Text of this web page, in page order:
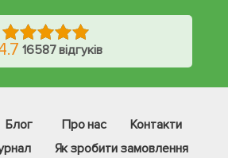
16587 відгуків
Блог Про нас
Контакти
Як зробити замовлення